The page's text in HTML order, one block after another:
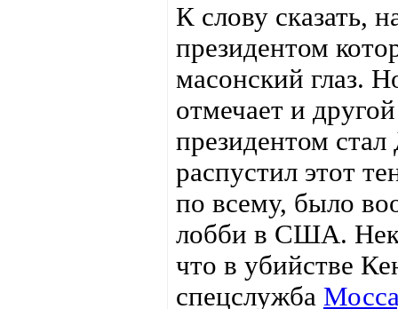
К слову сказать,
президентом
масонский глаз.
отмечает и
президентом
распустил этот
по всему, было
лобби в США.
что в убийстве
спецслужба